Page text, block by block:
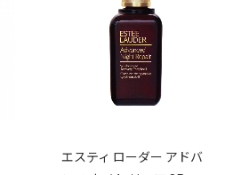
エスティ ローダー アドバ